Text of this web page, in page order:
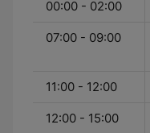
00:00 - 02:00
07:00 - 09:00
11:00 - 12:00
12:00 - 15:00